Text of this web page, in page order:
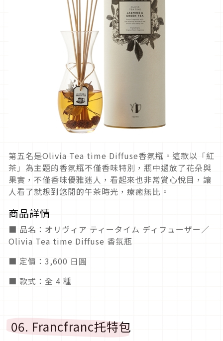
第五名是Olivia Tea time Diffuse香氛瓶。這款以「紅
茶」為主題的香氛瓶不僅香味特別，瓶中還放了花朵與
果實，不僅香味優雅迷人，看起來也非常賞心悅目，讓
人看了就想到悠閒的午茶時光，療癒無比。
商品詳情
■ 品名：オリヴィア ティータイム ディフューザー／
Olivia Tea time Diffuse 香氛瓶
■ 定價：3,600 日圓
■ 款式：全 4 種
06. Francfranc托特包